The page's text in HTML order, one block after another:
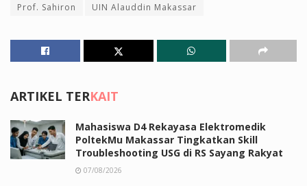
Prof. Sahiron
UIN Alauddin Makassar
ARTIKEL TERKAIT
Mahasiswa D4 Rekayasa Elektromedik
PoltekMu Makassar Tingkatkan Skill
Troubleshooting USG di RS Sayang Rakyat
07/08/2026